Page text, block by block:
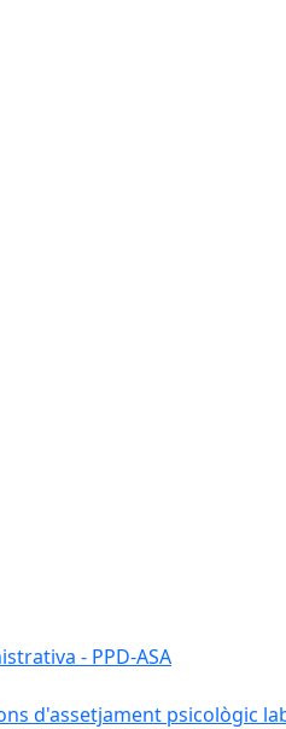
- PPD-ASA
d'assetjament psicològic